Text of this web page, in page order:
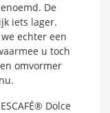
De
iets lager.
echter een
u toch
omvormer
Dolce